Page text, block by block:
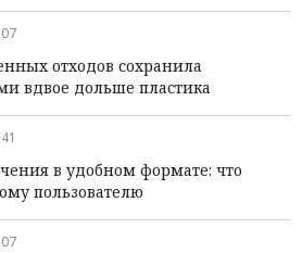
отходов сохранила
вдвое дольше пластика
в удобном формате: что
пользователю